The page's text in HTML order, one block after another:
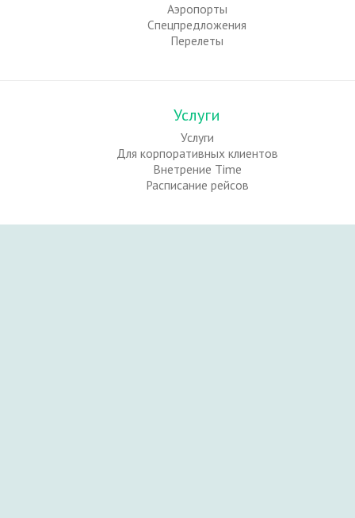
Аэропорты
Спецпредложения
Перелеты
Услуги
Услуги
Для корпоративных клиентов
Внетрение Time
Расписание рейсов